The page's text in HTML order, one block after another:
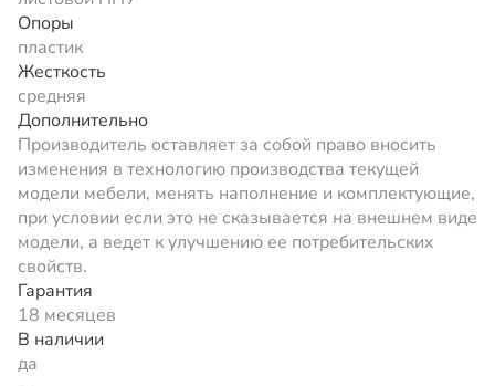
Опоры
пластик
Жесткость
средняя
Дополнительно
Производитель оставляет за собой право вносить
изменения в технологию производства текущей
модели мебели, менять наполнение и комплектующие,
при условии если это не сказывается на внешнем виде
модели, а ведет к улучшению ее потребительских
свойств.
Гарантия
18 месяцев
В наличии
да